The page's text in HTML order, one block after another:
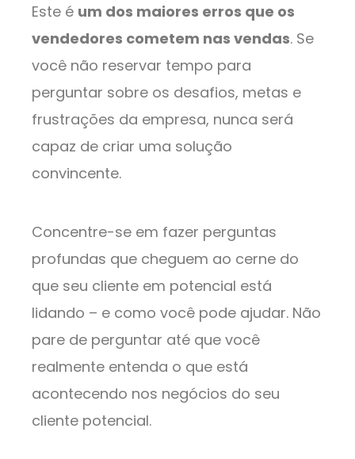
Este é um dos maiores erros que os
vendedores cometem nas vendas. Se
você não reservar tempo para
perguntar sobre os desafios, metas e
frustrações da empresa, nunca será
capaz de criar uma solução
convincente.
Concentre-se em fazer perguntas
profundas que cheguem ao cerne do
que seu cliente em potencial está
lidando – e como você pode ajudar. Não
pare de perguntar até que você
realmente entenda o que está
acontecendo nos negócios do seu
cliente potencial.